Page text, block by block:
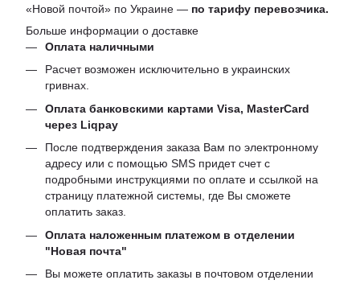
«Новой почтой» по Украине — по тарифу перевозчика.
Больше информации о доставке
Оплата наличными
Расчет возможен исключительно в украинских
гривнах.
Оплата банковскими картами Visa, MasterCard
через Liqpay
После подтверждения заказа Вам по электронному
адресу или с помощью SMS придет счет с
подробными инструкциями по оплате и ссылкой на
страницу платежной системы, где Вы сможете
оплатить заказ.
Оплата наложенным платежом в отделении
"Новая почта"
Вы можете оплатить заказы в почтовом отделении